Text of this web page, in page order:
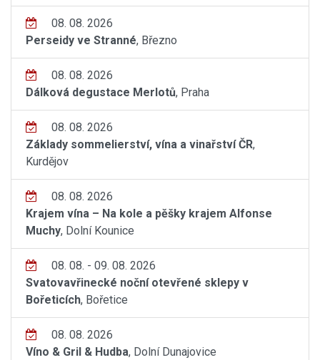
08. 08. 2026
Perseidy ve Stranné, Březno
08. 08. 2026
Dálková degustace Merlotů, Praha
08. 08. 2026
Základy sommelierství, vína a vinařství ČR,
Kurdějov
08. 08. 2026
Krajem vína – Na kole a pěšky krajem Alfonse
Muchy, Dolní Kounice
08. 08. - 09. 08. 2026
Svatovavřinecké noční otevřené sklepy v
Bořeticích, Bořetice
08. 08. 2026
Víno & Gril & Hudba, Dolní Dunajovice